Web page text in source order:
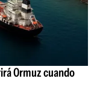
Ormuz cuando